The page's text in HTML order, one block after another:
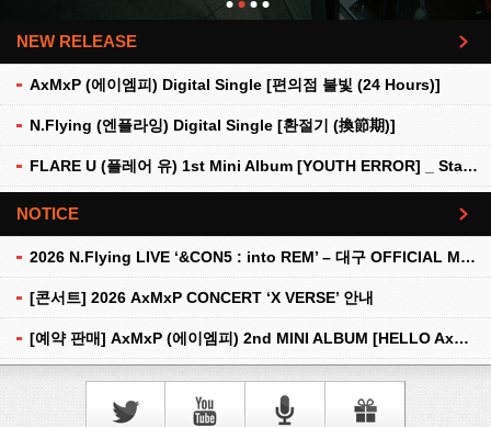
NEW RELEASE
AxMxP (에이엠피) Digital Single [편의점 불빛 (24 Hours)]
N.Flying (엔플라잉) Digital Single [환절기 (換節期)]
FLARE U (플레어 유) 1st Mini Album [YOUTH ERROR] _ Stationery Kit Ver.
더보기
NOTICE
2026 N.Flying LIVE ‘&CON5 : into REM’ – 대구 OFFICIAL MD 현장 판매 안내
[콘서트] 2026 AxMxP CONCERT ‘X VERSE’ 안내
[예약 판매] AxMxP (에이엠피) 2nd MINI ALBUM [HELLO AxMxP] 예약 판매 안내
더보기